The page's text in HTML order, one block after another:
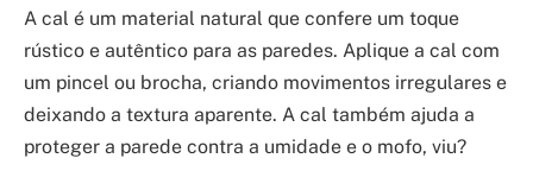
A cal é um material natural que confere um toque
rústico e autêntico para as paredes. Aplique a cal com
um pincel ou brocha, criando movimentos irregulares e
deixando a textura aparente. A cal também ajuda a
proteger a parede contra a umidade e o mofo, viu?